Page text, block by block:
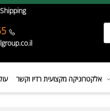
אלקטרוניקה מקצועית רדיו וקשר